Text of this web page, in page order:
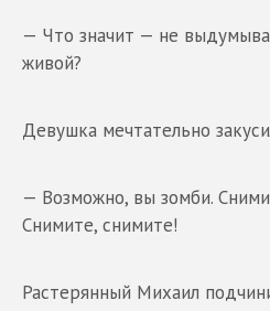
— Что значит — не
живой?
Девушка мечтательно
— Возможно, вы зомби.
Снимите, снимите!
Растерянный Михаил